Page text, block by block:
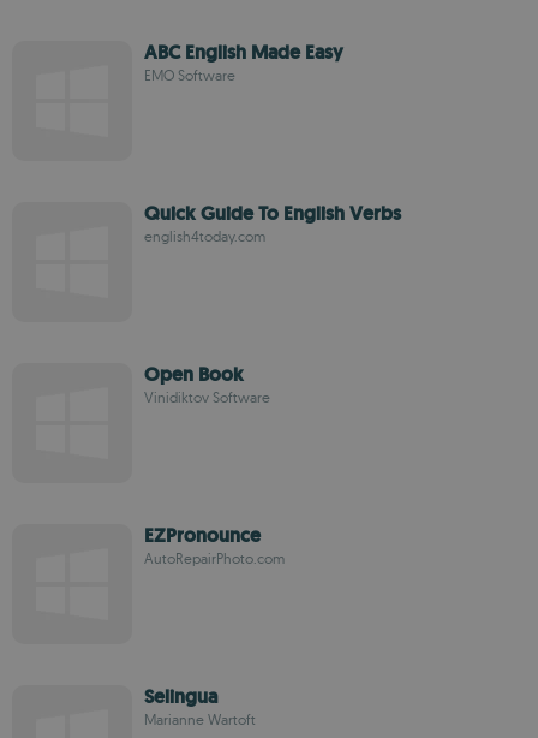
ABC English Made Easy
EMO Software
Quick Guide To English Verbs
english4today.com
Open Book
Vinidiktov Software
EZPronounce
AutoRepairPhoto.com
Selingua
Marianne Wartoft